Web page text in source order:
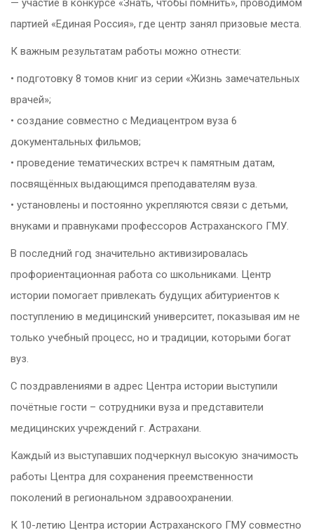
— участие в конкурсе «Знать, чтобы помнить», проводимом
партией «Единая Россия», где центр занял призовые места.
К важным результатам работы можно отнести:
• подготовку 8 томов книг из серии «Жизнь замечательных
врачей»;
• создание совместно с Медиацентром вуза 6
документальных фильмов;
• проведение тематических встреч к памятным датам,
посвящённых выдающимся преподавателям вуза.
• установлены и постоянно укрепляются связи с детьми,
внуками и правнуками профессоров Астраханского ГМУ.
В последний год значительно активизировалась
профориентационная работа со школьниками. Центр
истории помогает привлекать будущих абитуриентов к
поступлению в медицинский университет, показывая им не
только учебный процесс, но и традиции, которыми богат
вуз.
С поздравлениями в адрес Центра истории выступили
почётные гости – сотрудники вуза и представители
медицинских учреждений г. Астрахани.
Каждый из выступавших подчеркнул высокую значимость
работы Центра для сохранения преемственности
поколений в региональном здравоохранении.
К 10-летию Центра истории Астраханского ГМУ совместно